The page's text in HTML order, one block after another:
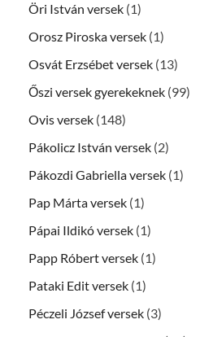
Öri István versek (1)
Orosz Piroska versek (1)
Osvát Erzsébet versek (13)
Őszi versek gyerekeknek (99)
Ovis versek (148)
Pákolicz István versek (2)
Pákozdi Gabriella versek (1)
Pap Márta versek (1)
Pápai Ildikó versek (1)
Papp Róbert versek (1)
Pataki Edit versek (1)
Péczeli József versek (3)